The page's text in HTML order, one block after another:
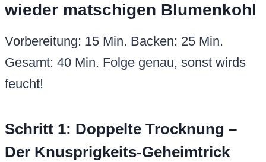
wieder matschigen Blumenkohl
Vorbereitung: 15 Min. Backen: 25 Min.
Gesamt: 40 Min. Folge genau, sonst wirds
feucht!
Schritt 1: Doppelte Trocknung –
Der Knusprigkeits-Geheimtrick